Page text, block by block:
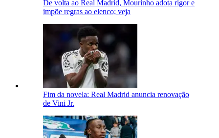
De volta ao Real Madrid, Mourinho adota rigor e
impõe regras ao elenco; veja
Fim da novela: Real Madrid anuncia renovação
de Vini Jr.